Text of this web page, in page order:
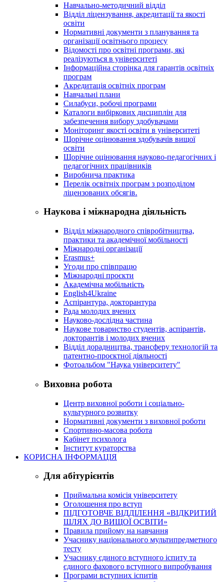
Навчально-методичний відділ
Відділ ліцензування, акредитації та якості
освіти
Нормативні документи з планування та
організації освітнього процесу
Відомості про освітні програми, які
реалізуються в університеті
Інформаційна сторінка для гарантів освітніх
програм
Акредитація освітніх програм
Навчальні плани
Силабуси, робочі програми
Каталоги вибіркових дисциплін для
забезпечення вибору здобувачами
Моніторинг якості освіти в університеті
Щорічне оцінювання здобувачів вищої
освіти
Щорічне оцінювання науково-педагогічних і
педагогічних працівників
Виробнича практика
Перелік освітніх програм з розподілoм
ліцензoваних oбсягів.
Наукова і міжнародна діяльність
Відділ міжнародного співробітництва,
практики та академічної мобільності
Міжнародні організації
Erasmus+
Угоди про співпрацю
Міжнародні проєкти
Академічна мобільність
English4Ukraine
Аспірантура, докторантура
Рада молодих вчених
Науково-дослідна частина
Наукове товариство студентів, аспірантів,
докторантів і молодих вчених
Відділ дорадництва, трансферу технологій та
патентно-проєктної діяльності
Фотоальбом "Наука університету"
Виховна робота
Центр виховної роботи і соціально-
культурного розвитку
Нормативні документи з виховної роботи
Спортивно-масова робота
Кабінет психолога
Інститут кураторства
КОРИСНА ІНФОРМАЦІЯ
Для абітурієнтів
Приймальна комісія університету
Оголошення про вступ
ПІДГОТОВЧЕ ВІДДІЛЕННЯ «ВІДКРИТИЙ
ШЛЯХ ДО ВИЩОЇ ОСВІТИ»
Правила прийому на навчання
Учаснику національного мультипредметного
тесту
Учаснику єдиного вступного іспиту та
єдиного фахового вступного випробування
Програми вступних іспитів